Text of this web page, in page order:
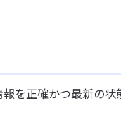
を正確かつ最新の